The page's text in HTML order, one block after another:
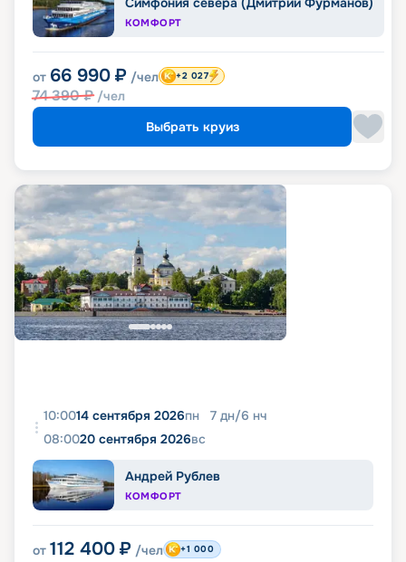
КОМФОРТ
от 66 990 ₽ /чел
74 390₽ /чел
+2 027
Выбрать круиз
10:0014 сентября 2026пн 7 дн/6 нч
08:0020 сентября 2026вс
Андрей Рублев
КОМФОРТ
от 112 400 ₽ /чел +1 000